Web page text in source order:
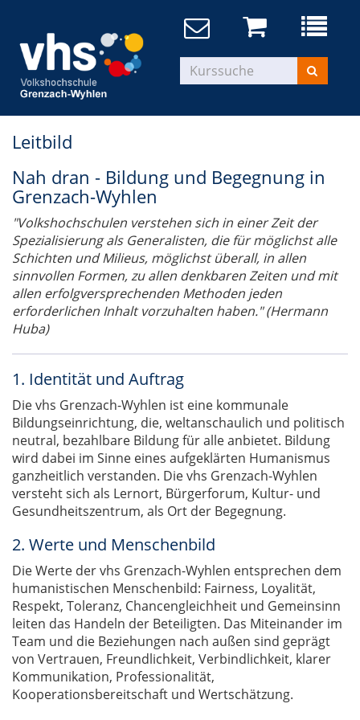
Leitbild
Nah dran - Bildung und Begegnung in
Grenzach-Wyhlen
"Volkshochschulen verstehen sich in einer Zeit der
Spezialisierung als Generalisten, die für möglichst alle
Schichten und Milieus, möglichst überall, in allen
sinnvollen Formen, zu allen denkbaren Zeiten und mit
allen erfolgversprechenden Methoden jeden
erforderlichen Inhalt vorzuhalten haben." (Hermann
Huba)
1. Identität und Auftrag
Die vhs Grenzach-Wyhlen ist eine kommunale
Bildungseinrichtung, die, weltanschaulich und politisch
neutral, bezahlbare Bildung für alle anbietet. Bildung
wird dabei im Sinne eines aufgeklärten Humanismus
ganzheitlich verstanden. Die vhs Grenzach-Wyhlen
versteht sich als Lernort, Bürgerforum, Kultur- und
Gesundheitszentrum, als Ort der Begegnung.
2. Werte und Menschenbild
Die Werte der vhs Grenzach-Wyhlen entsprechen dem
humanistischen Menschenbild: Fairness, Loyalität,
Respekt, Toleranz, Chancengleichheit und Gemeinsinn
leiten das Handeln der Beteiligten. Das Miteinander im
Team und die Beziehungen nach außen sind geprägt
von Vertrauen, Freundlichkeit, Verbindlichkeit, klarer
Kommunikation, Professionalität,
Kooperationsbereitschaft und Wertschätzung.